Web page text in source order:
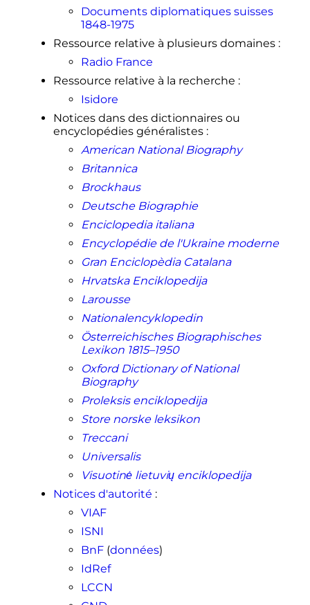
Documents diplomatiques suisses
1848-1975
Ressource relative à plusieurs domaines:
Radio France
Ressource relative à la recherche :
Isidore
Notices dans des dictionnaires ou
encyclopédies généralistes:
American National Biography
Britannica
Brockhaus
Deutsche Biographie
Enciclopedia italiana
Encyclopédie de l'Ukraine moderne
Gran Enciclopèdia Catalana
Hrvatska Enciklopedija
Larousse
Nationalencyklopedin
Österreichisches Biographisches
Lexikon 1815–1950
Oxford Dictionary of National
Biography
Proleksis enciklopedija
Store norske leksikon
Treccani
Universalis
Visuotinė lietuvių enciklopedija
Notices d'autorité :
VIAF
ISNI
BnF(données)
IdRef
LCCN